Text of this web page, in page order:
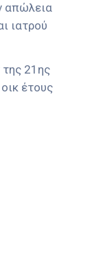
απώλεια
ιατρού
21ης
έτους